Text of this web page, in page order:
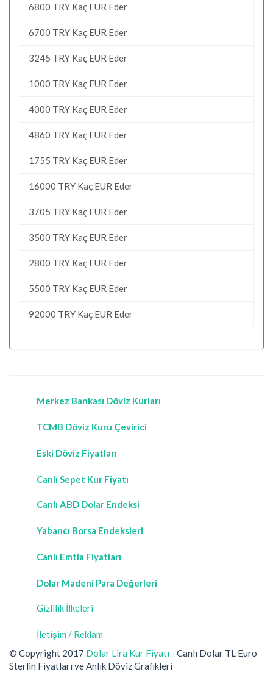
6800 TRY Kaç EUR Eder
6700 TRY Kaç EUR Eder
3245 TRY Kaç EUR Eder
1000 TRY Kaç EUR Eder
4000 TRY Kaç EUR Eder
4860 TRY Kaç EUR Eder
1755 TRY Kaç EUR Eder
16000 TRY Kaç EUR Eder
3705 TRY Kaç EUR Eder
3500 TRY Kaç EUR Eder
2800 TRY Kaç EUR Eder
5500 TRY Kaç EUR Eder
92000 TRY Kaç EUR Eder
Merkez Bankası Döviz Kurları
TCMB Döviz Kuru Çevirici
Eski Döviz Fiyatları
Canlı Sepet Kur Fiyatı
Canlı ABD Dolar Endeksi
Yabancı Borsa Endeksleri
Canlı Emtia Fiyatları
Dolar Madeni Para Değerleri
Gizlilik İlkeleri
İletişim / Reklam
© Copyright 2017 Dolar Lira Kur Fiyatı - Canlı Dolar TL Euro
Sterlin Fiyatları ve Anlık Döviz Grafikleri